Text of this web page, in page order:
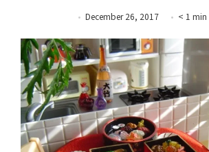
December 26, 2017 < 1 min